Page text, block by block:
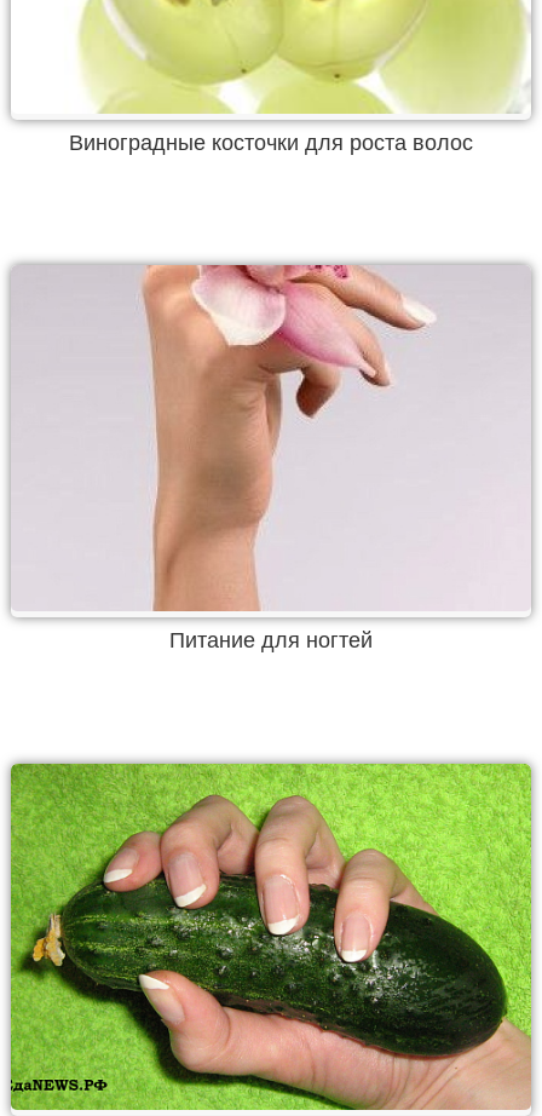
Виноградные косточки для роста волос
Питание для ногтей